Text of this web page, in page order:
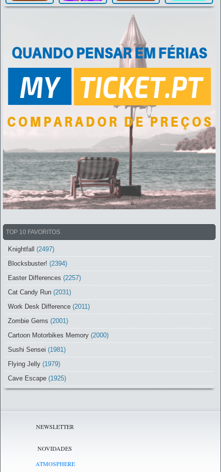
TOP 10 FAVORITOS
Knightfall
(2497)
Blocksbuster! (2394)
Easter Differences (2257)
Cat Candy Run (2031)
Work Desk Difference (2011)
Zombie Gems (2001)
Cartoon Motorbikes Memory (2000)
Sushi Sensei (1981)
Flying Jelly (1979)
Cave Escape (1925)
NEWSLETTER
NOVIDADES
ATMOSPHERE